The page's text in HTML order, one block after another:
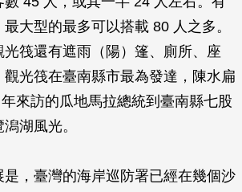
大型的最多可以搭載 80 人之多。
筏還有遮雨（陽）篷、廁所、座
光筏在臺南縣市最為發達，陳水扁
來訪的瓜地馬拉總統到臺南縣七股
湖風光。
，臺灣的海岸巡防署已經在幾個沙